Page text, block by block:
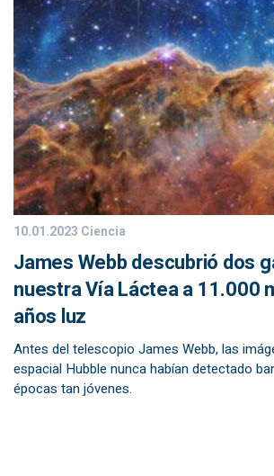
10.01.2023 Ciencia
James Webb descubrió dos
nuestra Vía Láctea a 11.000
años luz
Antes del telescopio James Webb, las
espacial Hubble nunca habían detectado
épocas tan jóvenes.